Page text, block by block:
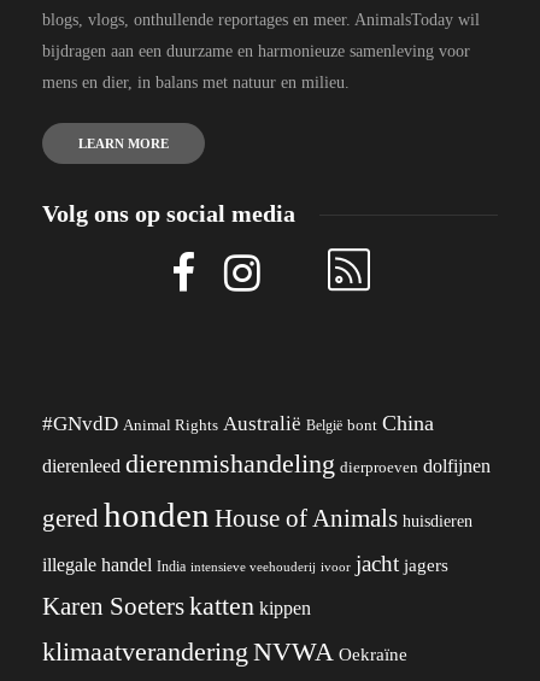
blogs, vlogs, onthullende reportages en meer. AnimalsToday wil
bijdragen aan een duurzame en harmonieuze samenleving voor
mens en dier, in balans met natuur en milieu.
LEARN MORE
Volg ons op social media
#GNvdD Animal Rights Australië België bont China
dierenleed dierenmishandeling dierproeven dolfijnen
geredhonden House of Animals huisdieren
illegale handel India intensieve veehouderij ivoor jacht jagers
Karen Soeterskatten kippen
klimaatverandering NVWA Oekraïne